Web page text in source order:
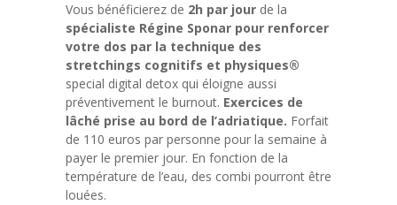
Vous bénéficierez de 2h par jour de la
spécialiste Régine Sponar pour renforcer
votre dos par la technique des
stretchings cognitifs et physiques®
special digital detox qui éloigne aussi
préventivement le burnout. Exercices de
lâché prise au bord de l’adriatique. Forfait
de 110 euros par personne pour la semaine à
payer le premier jour. En fonction de la
température de l’eau, des combi pourront être
louées.